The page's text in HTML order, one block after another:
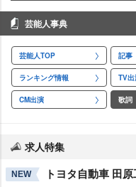
芸能人事典
芸能人TOP 記事
ランキング情報 TV出
CM出演 歌詞
求人特集
NEW トヨタ自動車 田